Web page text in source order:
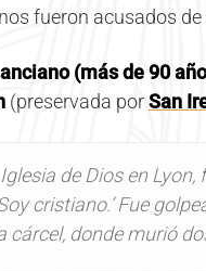
fueron acusados de
(más de 90
(preservada porSan
de Dios en
cristiano.’ Fue
cárcel, donde murió